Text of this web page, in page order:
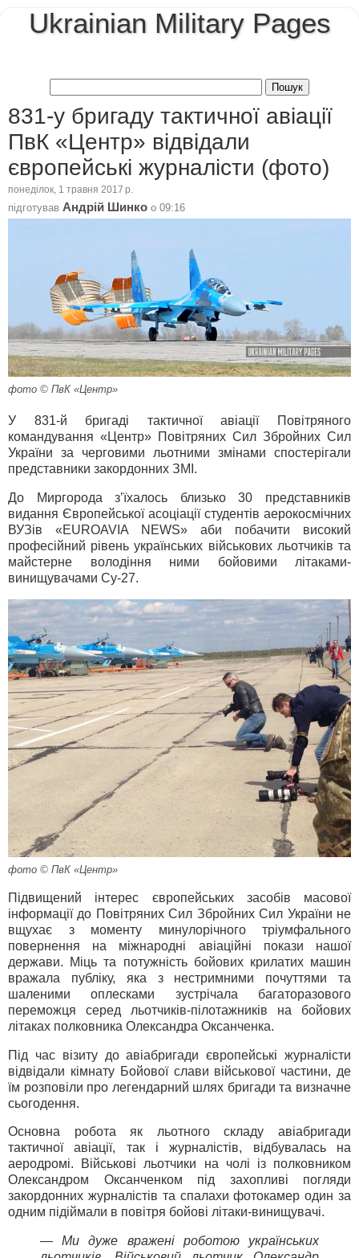
Ukrainian Military Pages
831-у бригаду тактичної авіації
ПвК «Центр» відвідали
європейські журналісти (фото)
понеділок, 1 травня 2017 р.
підготував Андрій Шинко о 09:16
фото © ПвК «Центр»
У 831-й бригаді тактичної авіації Повітряного
командування «Центр» Повітряних Сил Збройних Сил
України за черговими льотними змінами спостерігали
представники закордонних ЗМІ.
До Миргорода з’їхалось близько 30 представників
видання Європейської асоціації студентів аерокосмічних
ВУЗів «EUROAVIA NEWS» аби побачити високий
професійний рівень українських військових льотчиків та
майстерне володіння ними бойовими літаками-
винищувачами Су-27.
фото © ПвК «Центр»
Підвищений інтерес європейських засобів масової
інформації до Повітряних Сил Збройних Сил України не
вщухає з моменту минулорічного тріумфального
повернення на міжнародні авіаційні покази нашої
держави. Міць та потужність бойових крилатих машин
вражала публіку, яка з нестримними почуттями та
шаленими оплесками зустрічала багаторазового
переможця серед льотчиків-пілотажників на бойових
літаках полковника Олександра Оксанченка.
Під час візиту до авіабригади європейські журналісти
відвідали кімнату Бойової слави військової частини, де
їм розповіли про легендарний шлях бригади та визначне
сьогодення.
Основна робота як льотного складу авіабригади
тактичної авіації, так і журналістів, відбувалась на
аеродромі. Військові льотчики на чолі із полковником
Олександром Оксанченком під захопливі погляди
закордонних журналістів та спалахи фотокамер один за
одним підіймали в повітря бойові літаки-винищувачі.
— Ми дуже вражені роботою українських